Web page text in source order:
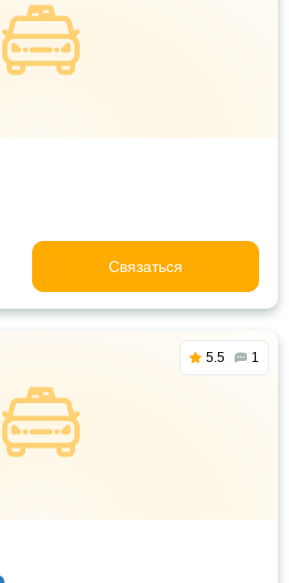
Связаться
5.5 1